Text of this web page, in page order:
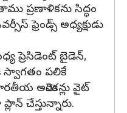
ప్రణాళికను సిద్ధం
ఫ్రెండ్స్ అధ్యక్షుడు
ప్రెసిడెంట్ బైడెన్,
పలికే
అమెరికన్లు వైట్
చేస్తున్నారు.